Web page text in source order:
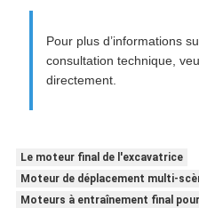
Pour plus d’informations
consultation technique,
directement.
Le moteur final de l'excavatrice
Moteur de déplacement multi-
Moteurs à entraînement final